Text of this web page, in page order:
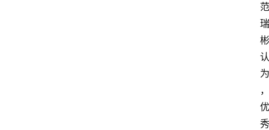
范
瑞
彬
认
为
，
优
秀